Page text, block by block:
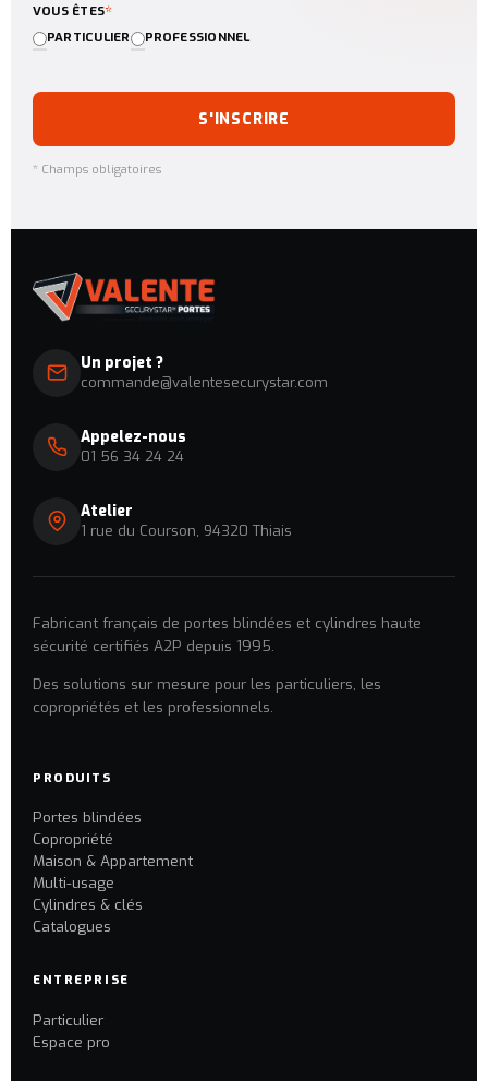
VOUS ÊTES*
PARTICULIER PROFESSIONNEL
S'INSCRIRE
* Champs obligatoires
Un projet ?
commande@valentesecurystar.com
Appelez-nous
01 56 34 24 24
Atelier
1 rue du Courson, 94320 Thiais
Fabricant français de portes blindées et cylindres haute
sécurité certifiés A2P depuis 1995.
Des solutions sur mesure pour les particuliers, les
copropriétés et les professionnels.
PRODUITS
Portes blindées
Copropriété
Maison & Appartement
Multi-usage
Cylindres & clés
Catalogues
ENTREPRISE
Particulier
Espace pro